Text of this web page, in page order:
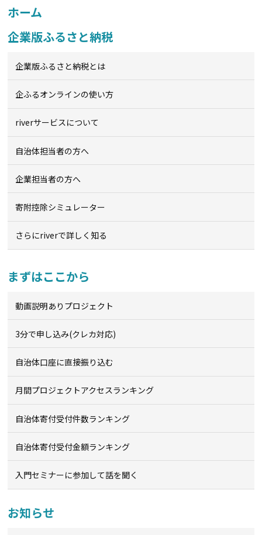
ホーム
企業版ふるさと納税
企業版ふるさと納税とは
企ふるオンラインの使い方
riverサービスについて
自治体担当者の方へ
企業担当者の方へ
寄附控除シミュレーター
さらにriverで詳しく知る
まずはここから
動画説明ありプロジェクト
3分で申し込み(クレカ対応)
自治体口座に直接振り込む
月間プロジェクトアクセスランキング
自治体寄付受付件数ランキング
自治体寄付受付金額ランキング
入門セミナーに参加して話を聞く
お知らせ